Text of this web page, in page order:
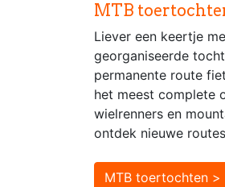
MTB
Liever een keertje
georganiseerde
permanente route
het meest complete
wielrenners en
ontdek nieuwe
MTB toertochten >